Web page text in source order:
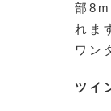
部
れま
ワン
ツイ